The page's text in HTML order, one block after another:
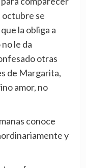
octubre se
la obliga a
le da
otras
de Margarita,
amor, no
conoce
y